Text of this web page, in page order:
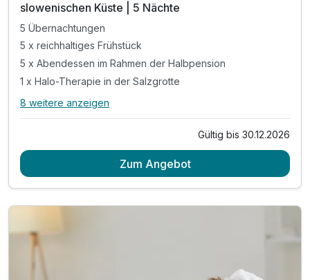
slowenischen Küste | 5 Nächte
5 Übernachtungen
5 x reichhaltiges Frühstück
5 x Abendessen im Rahmen der Halbpension
1 x Halo-Therapie in der Salzgrotte
Alle Inklusivleistungen
5 x reichhaltiges Frühstück
inkl. 2 Kinder gratis (bis 14,99 Jahren)
8 weitere anzeigen
Gültig bis 30.12.2026
Zum Angebot